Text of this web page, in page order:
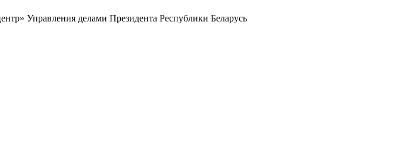
Управления делами Президента Республики Беларусь